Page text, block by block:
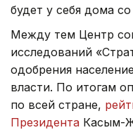
будет у себя дома
Между тем Центр
исследований
одобрения
власти. По итогам
по всей стране,
Президента Касым-